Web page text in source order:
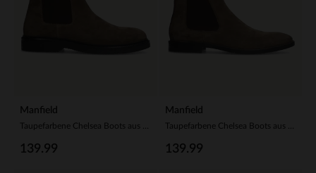
Manfield
139.99
Manfield
139.99